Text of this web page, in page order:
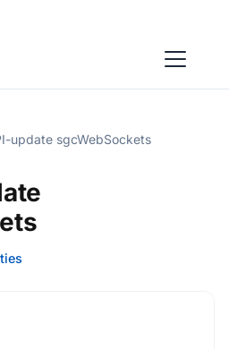
update sgcWebSockets